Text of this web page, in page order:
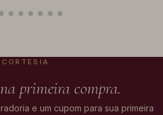
CORTESIA
primeira compra.
e um cupom para sua primeira